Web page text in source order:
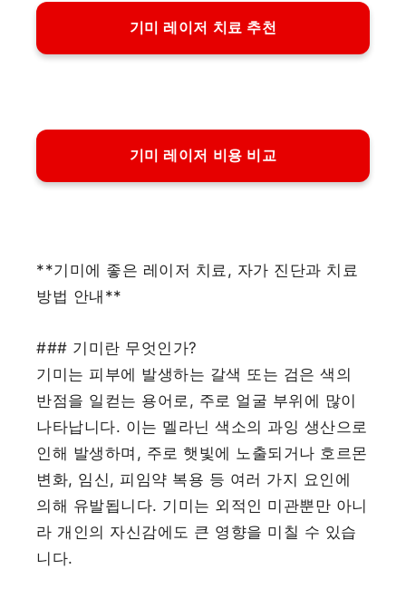
기미 레이저 치료 추천
기미 레이저 비용 비교
**기미에 좋은 레이저 치료, 자가 진단과 치료
방법 안내**
### 기미란 무엇인가?
기미는 피부에 발생하는 갈색 또는 검은 색의
반점을 일컫는 용어로, 주로 얼굴 부위에 많이
나타납니다. 이는 멜라닌 색소의 과잉 생산으로
인해 발생하며, 주로 햇빛에 노출되거나 호르몬
변화, 임신, 피임약 복용 등 여러 가지 요인에
의해 유발됩니다. 기미는 외적인 미관뿐만 아니
라 개인의 자신감에도 큰 영향을 미칠 수 있습
니다.